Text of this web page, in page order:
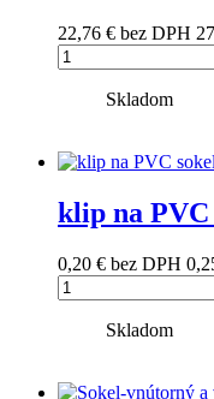
22,76 € bez DPH
Skladom
klip na PVC
0,20 € bez DPH
Skladom